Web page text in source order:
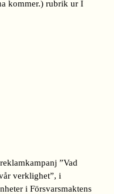
kommer.) rubrik ur I
”Vad
verklighet”, i
i Försvarsmaktens